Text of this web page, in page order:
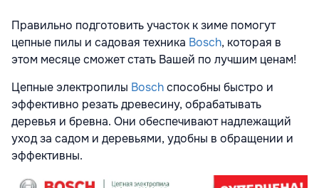
Правильно подготовить участок к зиме помогут
цепные пилы и садовая техника Bosch, которая в
этом месяце сможет стать Вашей по лучшим ценам!
Цепные электропилы Boschспособны быстро и
эффективно резать древесину, обрабатывать
деревья и бревна. Они обеспечивают надлежащий
уход за садом и деревьями, удобны в обращении и
эффективны.